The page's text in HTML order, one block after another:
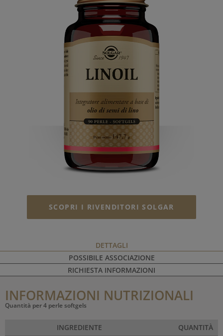
SCOPRI I RIVENDITORI SOLGAR
DETTAGLI
POSSIBILE ASSOCIAZIONE
RICHIESTA INFORMAZIONI
INFORMAZIONI NUTRIZIONALI
Quantità per 4 perle softgels
INGREDIENTE QUANTITÀ